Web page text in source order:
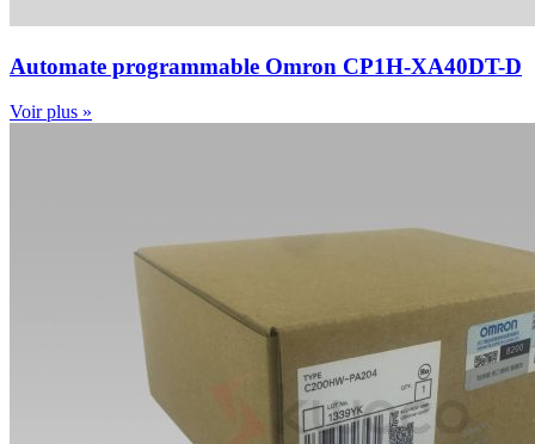
Automate programmable Omron CP1H-XA40DT-D
Voir plus »